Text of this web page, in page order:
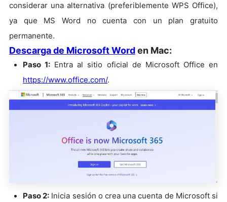
considerar una alternativa (preferiblemente WPS Office),
ya que MS Word no cuenta con un plan gratuito
permanente.
Descarga de Microsoft Worden Mac:
Paso 1: Entra al sitio oficial de Microsoft Office en
https://www.office.com/.
Paso 2: Inicia sesión o crea una cuenta de Microsoft si